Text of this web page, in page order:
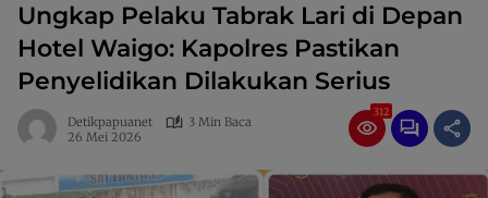
Ungkap Pelaku Tabrak Lari di Depan
Hotel Waigo: Kapolres Pastikan
Penyelidikan Dilakukan Serius
Detikpapuanet
3 Min Baca
26 Mei 2026
312